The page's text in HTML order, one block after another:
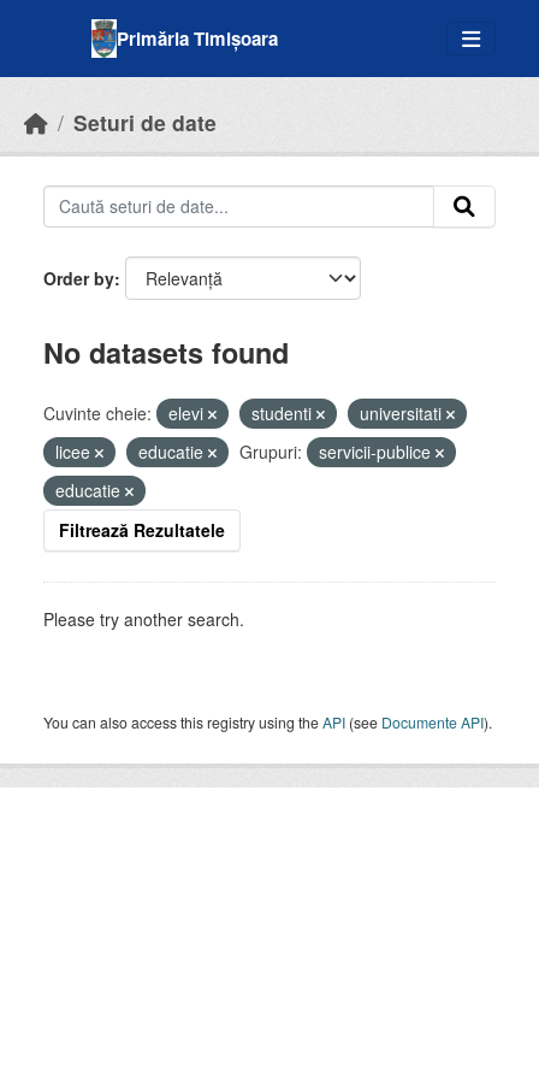
Primăria Timișoara
Seturi de date
Order by
No datasets found
Cuvinte cheie: elevi studenti
universitati
licee
educatie Grupuri:
servicii-publice
educatie
Filtrează Rezultatele
Please try another search.
You can also access this registry using theAPI (see Documente API).